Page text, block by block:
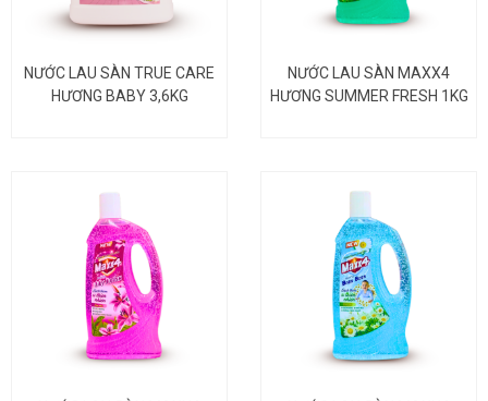
NƯỚC LAU SÀN TRUE CARE
HƯƠNG BABY 3,6KG
NƯỚC LAU SÀN MAXX4
HƯƠNG SUMMER FRESH 1KG